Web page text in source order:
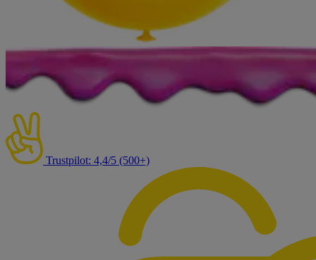
Trustpilot: 4,4/5 (500+)